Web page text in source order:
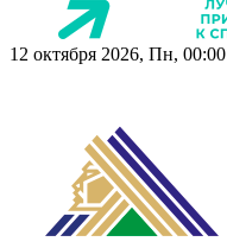
12 октября 2026, Пн, 00:00